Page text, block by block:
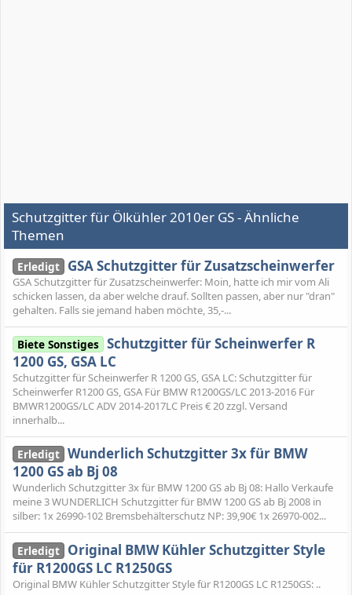
Schutzgitter für Ölkühler 2010er GS - Ähnliche
Themen
Erledigt GSA Schutzgitter für Zusatzscheinwerfer
GSA Schutzgitter für Zusatzscheinwerfer: Moin, hatte ich mir vom Ali
schicken lassen, da aber welche drauf. Sollten passen, aber nur "dran"
gehalten. Falls sie jemand haben möchte, 35,-...
Biete Sonstiges Schutzgitter für Scheinwerfer R
1200 GS, GSA LC
Schutzgitter für Scheinwerfer R 1200 GS, GSA LC: Schutzgitter für
Scheinwerfer R1200 GS, GSA Für BMW R1200GS/LC 2013-2016 Für
BMWR1200GS/LC ADV 2014-2017LC Preis € 20 zzgl. Versand
innerhalb...
Erledigt Wunderlich Schutzgitter 3x für BMW
1200 GS ab Bj 08
Wunderlich Schutzgitter 3x für BMW 1200 GS ab Bj 08: Hallo Verkaufe
meine 3 WUNDERLICH Schutzgitter für BMW 1200 GS ab Bj 2008 in
silber: 1x 26990-102 Bremsbehälterschutz NP: 39,90€ 1x 26970-002...
Erledigt Original BMW Kühler Schutzgitter Style
für R1200GS LC R1250GS
Original BMW Kühler Schutzgitter Style für R1200GS LC R1250GS: ..